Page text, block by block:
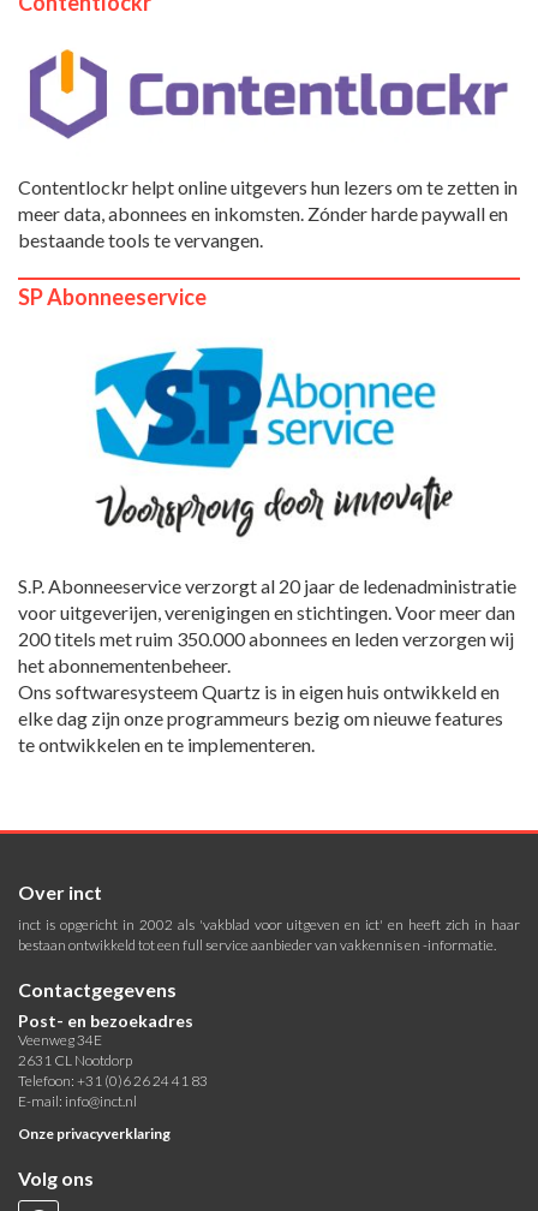
Contentlockr helpt online uitgevers hun lezers om te zetten in
meer data, abonnees en inkomsten. Zónder harde paywall en
bestaande tools te vervangen.
SP Abonneeservice
S.P. Abonneeservice verzorgt al 20 jaar de ledenadministratie
voor uitgeverijen, verenigingen en stichtingen. Voor meer dan
200 titels met ruim 350.000 abonnees en leden verzorgen wij
het abonnementenbeheer.
Ons softwaresysteem Quartz is in eigen huis ontwikkeld en
elke dag zijn onze programmeurs bezig om nieuwe features
te ontwikkelen en te implementeren.
Over inct
inct is opgericht in 2002 als 'vakblad voor uitgeven en ict' en heeft zich in haar
bestaan ontwikkeld tot een full service aanbieder van vakkennis en -informatie.
Contactgegevens
Post- en bezoekadres
Veenweg 34E
2631 CL Nootdorp
Telefoon: +31 (0)6 26 24 41 83
E-mail: info@inct.nl
Onze privacyverklaring
Volg ons